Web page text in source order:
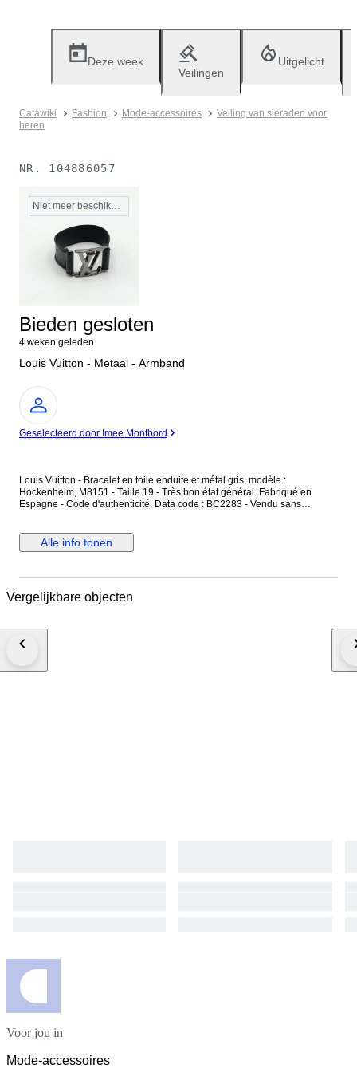
Deze week
Veilingen
Uitgelicht
Catawiki Fashion Mode-accessoires
Veiling van sieraden voor
heren
NR. 104886057
Niet meer beschikbaar
Bieden gesloten
4 weken geleden
Louis Vuitton - Metaal - Armband
Expert
Geselecteerd door Imee Montbord
Louis Vuitton - Bracelet en toile enduite et métal gris, modèle :
Hockenheim, M8151 - Taille 19 - Très bon état général. Fabriqué en
Espagne - Code d'authenticité, Data code : BC2283 - Vendu sans
finition lisse - Une pièce en métal gris avec le logo initiales "LV" est au
centre du bracelet. Dimensions : Longueur totale 19,5 cm - Largeur du
Epaisseur 0,21 cm - Pièce en métal 2,7 cm x 3,7 cm. Le bracelet est en
Alle info tonen
Vergelijkbare objecten
Voor jou in
Mode-accessoires